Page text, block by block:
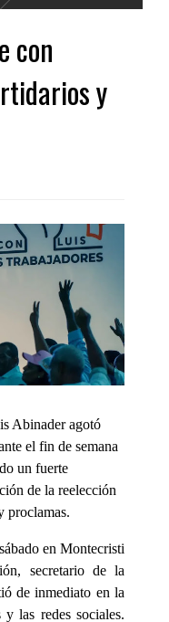
con
y
Abinader agotó
el fin de semana
un fuerte
de la reelección
proclamas.
en Montecristi
secretario de la
de inmediato en la
las redes sociales.